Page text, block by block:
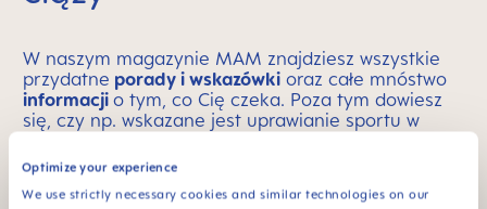
Optimize your experience
We use strictly necessary cookies and similar technologies on our
W naszym magazynie MAM znajdziesz wszystkie
przydatne porady i wskazówki oraz całe mnóstwo
informacji o tym, co Cię czeka. Poza tym dowiesz
się, czy np. wskazane jest uprawianie sportu w
się do porodu.